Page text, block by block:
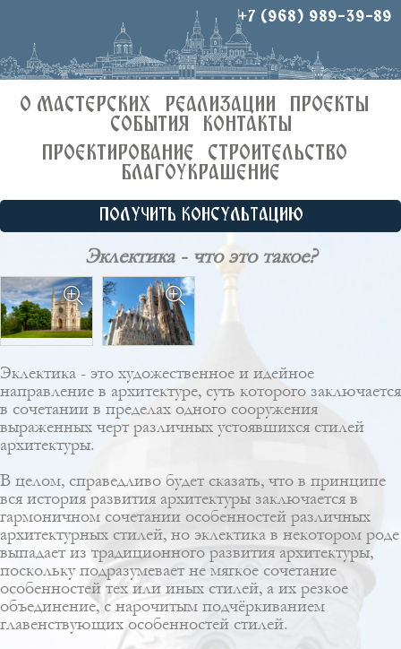
+7 (968) 989-39-89
О МАСТЕРСКИХ РЕАЛИЗАЦИИ
ПРОЕКТЫ
СОБЫТИЯ
КОНТАКТЫ
ПРОЕКТИРОВАНИЕ
СТРОИТЕЛЬСТВО
БЛАГОУКРАШЕНИЕ
ПОЛУЧИТЬ КОНСУЛЬТАЦИЮ
Эклектика - что это такое?
Эклектика - это художественное и идейное
направление в архитектуре, суть которого заключается
в сочетании в пределах одного сооружения
выраженных черт различных устоявшихся стилей
архитектуры.
В целом, справедливо будет сказать, что в принципе
вся история развития архитектуры заключается в
гармоничном сочетании особенностей различных
архитектурных стилей, но эклектика в некотором роде
выпадает из традиционного развития архитектуры,
поскольку подразумевает не мягкое сочетание
особенностей тех или иных стилей, а их резкое
объединение, с нарочитым подчёркиванием
главенствующих особенностей стилей.